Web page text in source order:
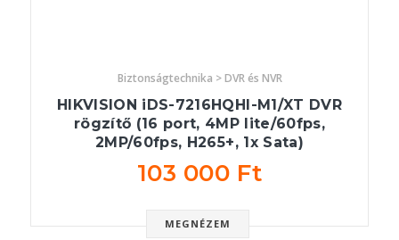
Biztonságtechnika > DVR és NVR
HIKVISION iDS-7216HQHI-M1/XT DVR
rögzítő (16 port, 4MP lite/60fps,
2MP/60fps, H265+, 1x Sata)
103 000 Ft
MEGNÉZEM